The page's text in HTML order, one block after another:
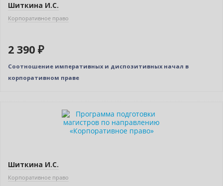
Шиткина И.С.
Корпоративное право
2 390 ₽
Соотношение императивных и диспозитивных начал в
корпоративном праве
Шиткина И.С.
Корпоративное право